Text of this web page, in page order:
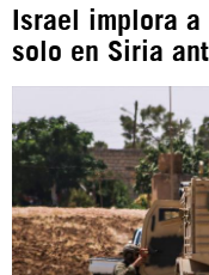
Israel implora a
solo en Siria